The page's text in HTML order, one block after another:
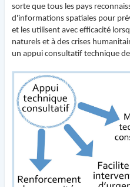
sorte que tous les pays
d'informations spatiales pour
et les utilisent avec efficacité
naturels et à des crises
un appui consultatif technique